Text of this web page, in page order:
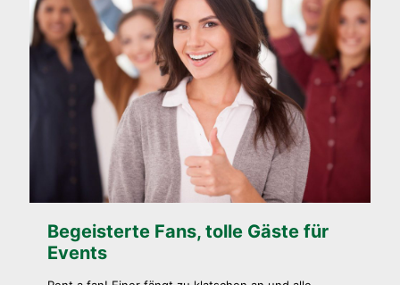
Begeisterte Fans, tolle Gäste für
Events